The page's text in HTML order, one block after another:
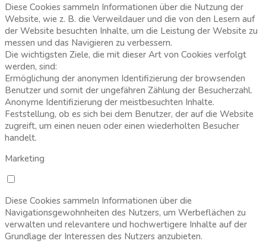
Diese Cookies sammeln Informationen über die Nutzung der
Website, wie z. B. die Verweildauer und die von den Lesern auf
der Website besuchten Inhalte, um die Leistung der Website zu
messen und das Navigieren zu verbessern.
Die wichtigsten Ziele, die mit dieser Art von Cookies verfolgt
werden, sind:
Ermöglichung der anonymen Identifizierung der browsenden
Benutzer und somit der ungefähren Zählung der Besucherzahl.
Anonyme Identifizierung der meistbesuchten Inhalte.
Feststellung, ob es sich bei dem Benutzer, der auf die Website
zugreift, um einen neuen oder einen wiederholten Besucher
handelt.
Marketing
Diese Cookies sammeln Informationen über die
Navigationsgewohnheiten des Nutzers, um Werbeflächen zu
verwalten und relevantere und hochwertigere Inhalte auf der
Grundlage der Interessen des Nutzers anzubieten.